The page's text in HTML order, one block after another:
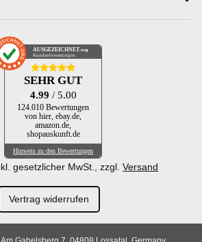
AUSGEZEICHNET .org
Kundenbewertungen
SEHR GUT
4.99 / 5.00
124.010 Bewertungen
von hier, ebay.de,
amazon.de,
shopauskunft.de
Hinweis zu den Bewertungen
gesetzlicher MwSt., zzgl. Versand
Vertrag widerrufen